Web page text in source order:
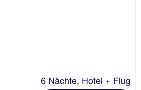
6 Nächte, Hotel + Flug